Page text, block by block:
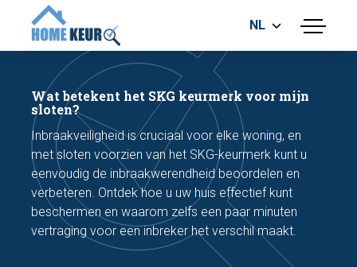
menu
BOUWKUNDIGE KEURING
ENERGIELABEL
MEETRAPPORT
FUNDERINGSRISICO ONDERZOEK
NL
Wat betekent het SKG keurmerk voor mijn
sloten?
Inbraakveiligheid is cruciaal voor elke woning, en
met sloten voorzien van het SKG-keurmerk kunt u
eenvoudig de inbraakwerendheid beoordelen en
verbeteren. Ontdek hoe u uw huis effectief kunt
beschermen en waarom zelfs een paar minuten
vertraging voor een inbreker het verschil maakt.